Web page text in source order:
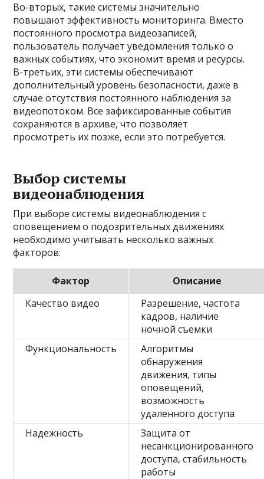
Во-вторых, такие системы значительно
повышают эффективность мониторинга. Вместо
постоянного просмотра видеозаписей,
пользователь получает уведомления только о
важных событиях, что экономит время и ресурсы.
В-третьих, эти системы обеспечивают
дополнительный уровень безопасности, даже в
случае отсутствия постоянного наблюдения за
видеопотоком. Все зафиксированные события
сохраняются в архиве, что позволяет
просмотреть их позже, если это потребуется.
Выбор системы
видеонаблюдения
При выборе системы видеонаблюдения с
оповещением о подозрительных движениях
необходимо учитывать несколько важных
факторов:
Фактор
Описание
Качество видео
Разрешение, частота
кадров, наличие
ночной съемки
Функциональность
Алгоритмы
обнаружения
движения, типы
оповещений,
возможность
удаленного доступа
Надежность
Защита от
несанкционированного
доступа, стабильность
работы